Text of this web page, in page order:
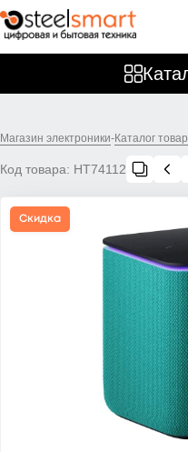
Магазин электроники-Каталог
Код товара: НТ74112
Скидка